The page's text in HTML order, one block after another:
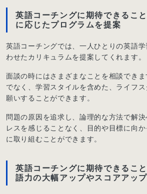
英語コーチングに期待できるこ
に応じたプログラムを提案
英語コーチングでは、一人ひとりの英語
わせたカリキュラムを提案してくれます。
面談の時にはさまざまなことを相談でき
でなく、学習スタイルを含めた、ライフ
願いすることができます。
問題の原因を追求し、論理的な方法で解
レスを感じることなく、目的や目標に向
に取り組むことができます。
英語コーチングに期待できるこ
語力の大幅アップやスコアアップ